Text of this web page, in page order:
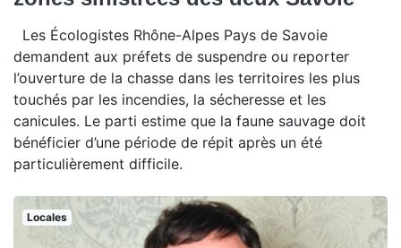
Les Écologistes Rhône-Alpes Pays de Savoie
demandent aux préfets de suspendre ou reporter
l’ouverture de la chasse dans les territoires les plus
touchés par les incendies, la sécheresse et les
canicules. Le parti estime que la faune sauvage doit
bénéficier d’une période de répit après un été
particulièrement difficile.
Locales